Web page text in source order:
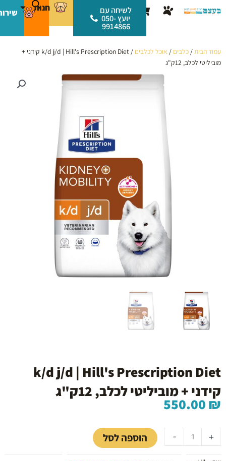
לתוכן
עגלת
קניות
לשיחה עם
יועץ 050-
9914866
חנות
עמוד הבית/ כלבים / אוכל לכלבים
/ k/d j/d | Hill's Prescription Diet קידני +
מוביליטי לכלב, 12ק"ג
k/d j/d | Hill's Prescription Diet
קידני + מוביליטי לכלב, 12ק"ג
550.00₪
-
של
k/d
+ הוספה לסל